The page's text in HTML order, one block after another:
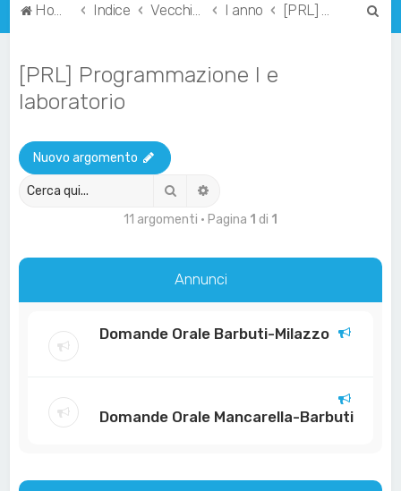
Home Indice Vecchio Ordinamento I anno [PRL] Programmazione I e laboratorio
[PRL] Programmazione I e
laboratorio
Nuovo argomento
Cerca
11 argomenti • Pagina 1 di 1
Annunci
Domande Orale Barbuti-Milazzo
Domande Orale Mancarella-Barbuti